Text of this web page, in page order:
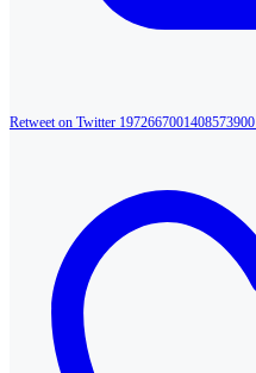
Retweet on Twitter 1972667001408573900